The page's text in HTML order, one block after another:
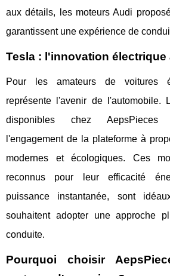
aux détails, les moteurs Audi
garantissent une expérience de
Tesla : l'innovation électrique
Pour les amateurs de voitures
représente l'avenir de l'automobile.
disponibles chez AepsPieces
l'engagement de la plateforme à
modernes et écologiques. Ces
reconnus pour leur efficacité
puissance instantanée, sont
souhaitent adopter une approche
conduite.
Pourquoi choisir